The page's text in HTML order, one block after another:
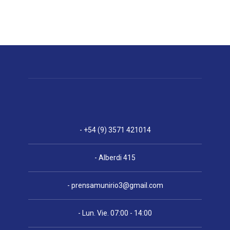
- +54 (9) 3571 421014
- Alberdi 415
- prensamunirio3@gmail.com
- Lun. Vie. 07:00 - 14:00